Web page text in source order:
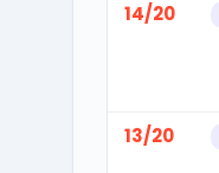
14/20
13/20